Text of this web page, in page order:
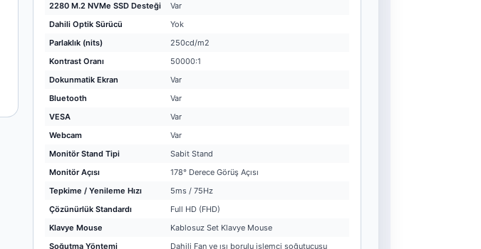
2280 M.2 NVMe SSD Desteği
Var
Dahili Optik Sürücü
Yok
Parlaklık (nits)
250cd/m2
Kontrast Oranı
50000:1
Dokunmatik Ekran
Var
Bluetooth
Var
VESA
Var
Webcam
Var
Monitör Stand Tipi
Sabit Stand
Monitör Açısı
178° Derece Görüş Açısı
Tepkime / Yenileme Hızı
5ms / 75Hz
Çözünürlük Standardı
Full HD (FHD)
Klavye Mouse
Kablosuz Set Klavye Mouse
Soğutma Yöntemi
Dahili Fan ve ısı borulu işlemci soğutucusu